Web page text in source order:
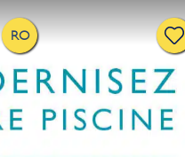
RO